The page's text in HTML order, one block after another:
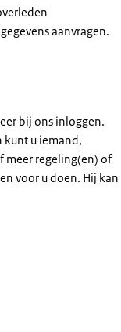
aanvragen.
bij ons inloggen.
kunt u iemand,
meer regeling(en) of
voor u doen. Hij kan